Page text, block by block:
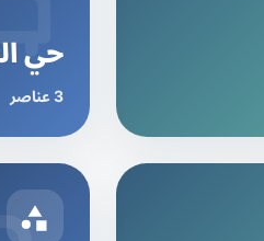
حي
3 عناصر